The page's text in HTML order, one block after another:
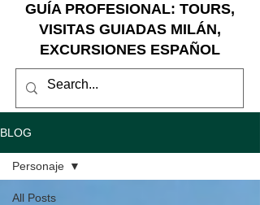
GUÍA PROFESIONAL: TOURS,
VISITAS GUIADAS MILÁN,
EXCURSIONES ESPAÑOL
BLOG
All Posts
Personaje